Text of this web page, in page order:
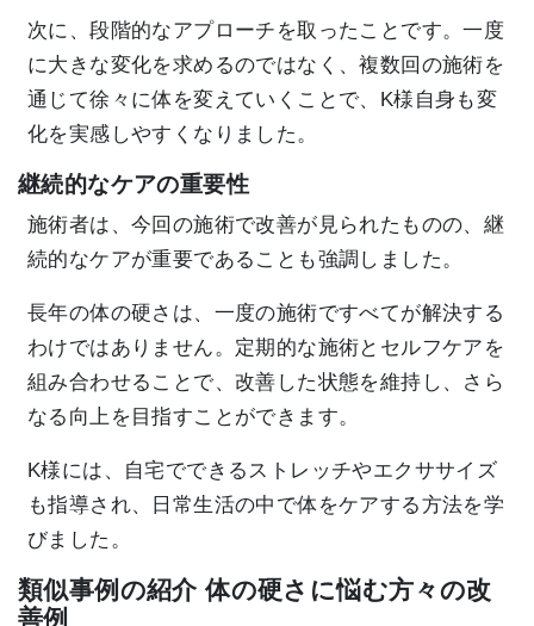
次に、段階的なアプローチを取ったことです。一度
に大きな変化を求めるのではなく、複数回の施術を
通じて徐々に体を変えていくことで、K様自身も変
化を実感しやすくなりました。
継続的なケアの重要性
施術者は、今回の施術で改善が見られたものの、継
続的なケアが重要であることも強調しました。
長年の体の硬さは、一度の施術ですべてが解決する
わけではありません。定期的な施術とセルフケアを
組み合わせることで、改善した状態を維持し、さら
なる向上を目指すことができます。
K様には、自宅でできるストレッチやエクササイズ
も指導され、日常生活の中で体をケアする方法を学
びました。
類似事例の紹介 体の硬さに悩む方々の改
善例